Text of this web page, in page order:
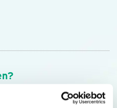
inspiratie, acties en tips
Vogelbescherming.